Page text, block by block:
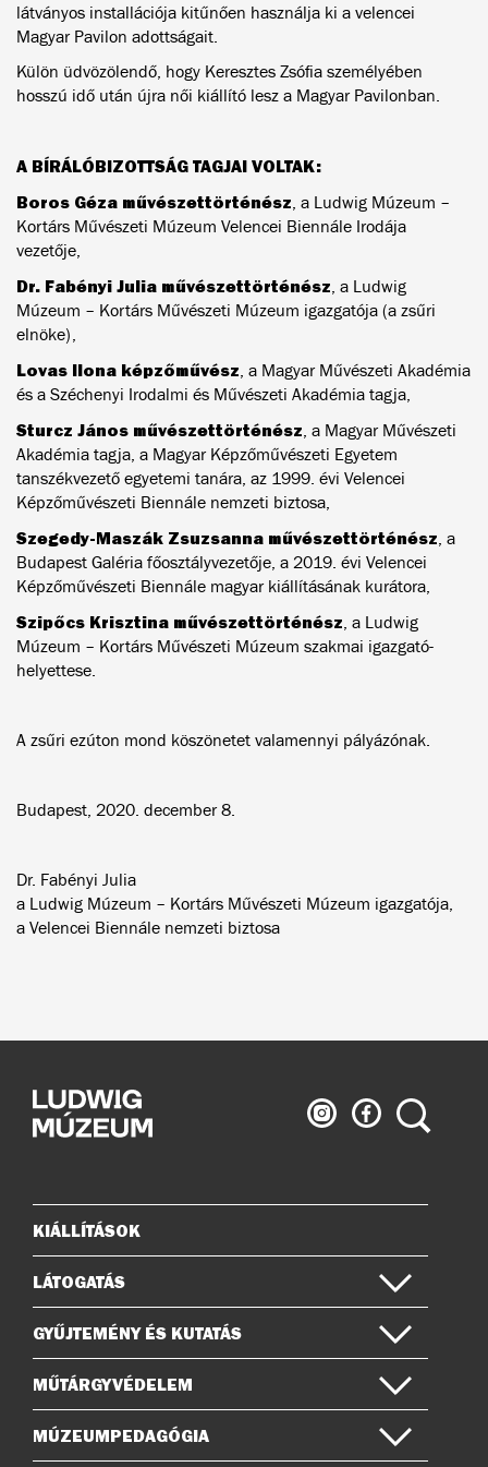
látványos installációja kitűnően használja ki a velencei
Magyar Pavilon adottságait.
Külön üdvözölendő, hogy Keresztes Zsófia személyében
hosszú idő után újra női kiállító lesz a Magyar Pavilonban.
A BÍRÁLÓBIZOTTSÁG TAGJAI VOLTAK:
Boros Géza művészettörténész, a Ludwig Múzeum –
Kortárs Művészeti Múzeum Velencei Biennále Irodája
vezetője,
Dr. Fabényi Julia művészettörténész, a Ludwig
Múzeum – Kortárs Művészeti Múzeum igazgatója (a zsűri
elnöke),
Lovas Ilona képzőművész, a Magyar Művészeti Akadémia
és a Széchenyi Irodalmi és Művészeti Akadémia tagja,
Sturcz János művészettörténész, a Magyar Művészeti
Akadémia tagja, a Magyar Képzőművészeti Egyetem
tanszékvezető egyetemi tanára, az 1999. évi Velencei
Képzőművészeti Biennále nemzeti biztosa,
Szegedy-Maszák Zsuzsanna művészettörténész, a
Budapest Galéria főosztályvezetője, a 2019. évi Velencei
Képzőművészeti Biennále magyar kiállításának kurátora,
Szipőcs Krisztina művészettörténész, a Ludwig
Múzeum – Kortárs Művészeti Múzeum szakmai igazgató-
helyettese.
A zsűri ezúton mond köszönetet valamennyi pályázónak.
Budapest, 2020. december 8.
Dr. Fabényi Julia
a Ludwig Múzeum – Kortárs Művészeti Múzeum igazgatója,
a Velencei Biennále nemzeti biztosa
Ludwig
Múzeum
Ludwig
Múzeum
Keresés
Oldaltérkép
KIÁLLÍTÁSOK
LÁTOGATÁS
GYŰJTEMÉNY ÉS KUTATÁS
MŰTÁRGYVÉDELEM
MÚZEUMPEDAGÓGIA